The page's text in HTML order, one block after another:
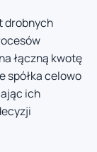
drobnych
łączną kwotę
spółka celowo
ich